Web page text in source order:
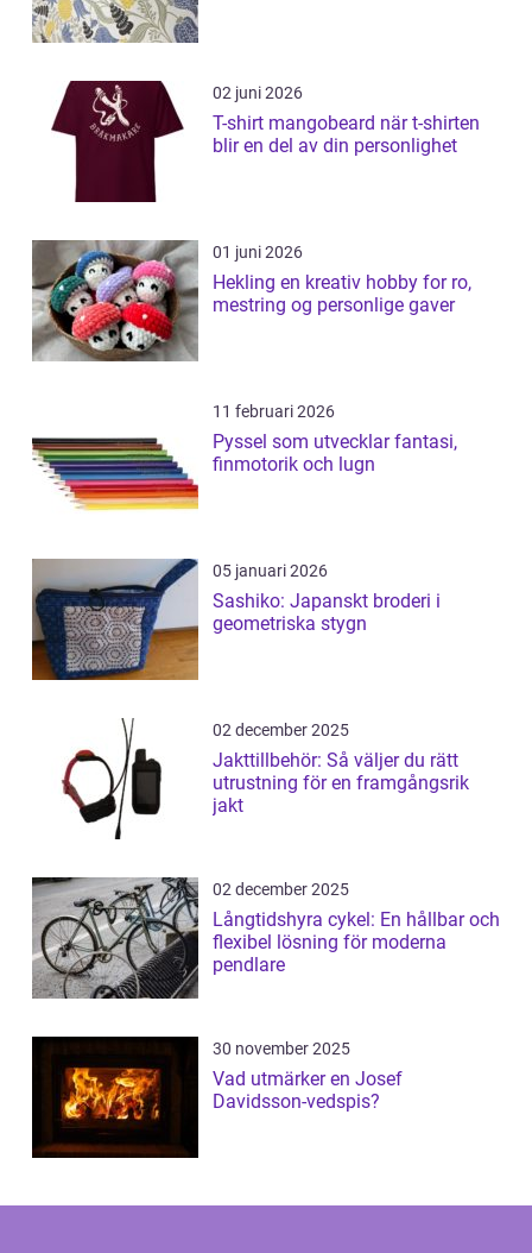
02 juni 2026
T-shirt mangobeard när t-shirten
blir en del av din personlighet
01 juni 2026
Hekling en kreativ hobby for ro,
mestring og personlige gaver
11 februari 2026
Pyssel som utvecklar fantasi,
finmotorik och lugn
05 januari 2026
Sashiko: Japanskt broderi i
geometriska stygn
02 december 2025
Jakttillbehör: Så väljer du rätt
utrustning för en framgångsrik
jakt
02 december 2025
Långtidshyra cykel: En hållbar och
flexibel lösning för moderna
pendlare
30 november 2025
Vad utmärker en Josef
Davidsson-vedspis?